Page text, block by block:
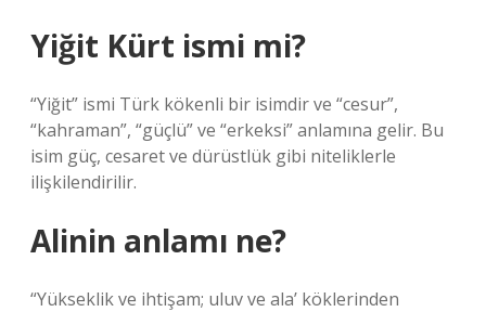
Yiğit Kürt ismi mi?
“Yiğit” ismi Türk kökenli bir isimdir ve “cesur”,
“kahraman”, “güçlü” ve “erkeksi” anlamına gelir. Bu
isim güç, cesaret ve dürüstlük gibi niteliklerle
ilişkilendirilir.
Alinin anlamı ne?
“Yükseklik ve ihtişam; uluv ve ala’ köklerinden